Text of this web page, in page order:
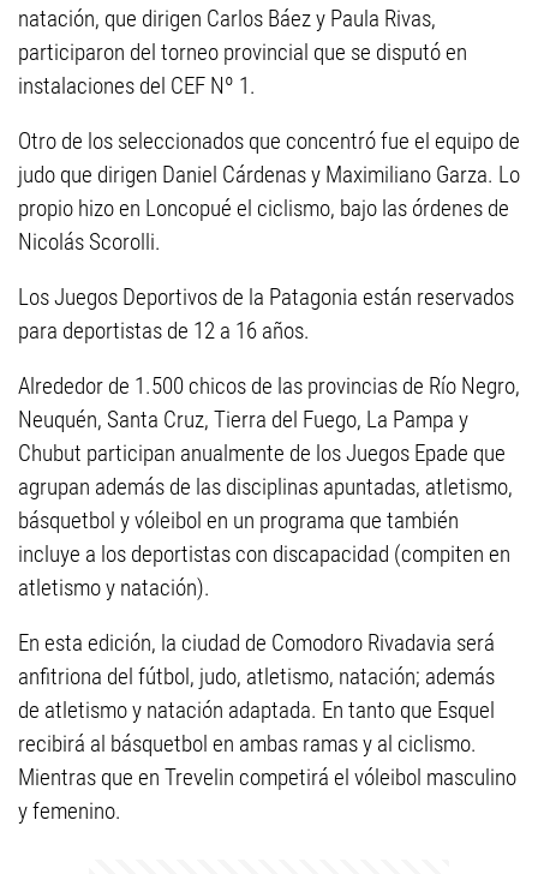
natación, que dirigen Carlos Báez y Paula Rivas,
participaron del torneo provincial que se disputó en
instalaciones del CEF Nº 1.
Otro de los seleccionados que concentró fue el equipo de
judo que dirigen Daniel Cárdenas y Maximiliano Garza. Lo
propio hizo en Loncopué el ciclismo, bajo las órdenes de
Nicolás Scorolli.
Los Juegos Deportivos de la Patagonia están reservados
para deportistas de 12 a 16 años.
Alrededor de 1.500 chicos de las provincias de Río Negro,
Neuquén, Santa Cruz, Tierra del Fuego, La Pampa y
Chubut participan anualmente de los Juegos Epade que
agrupan además de las disciplinas apuntadas, atletismo,
básquetbol y vóleibol en un programa que también
incluye a los deportistas con discapacidad (compiten en
atletismo y natación).
En esta edición, la ciudad de Comodoro Rivadavia será
anfitriona del fútbol, judo, atletismo, natación; además
de atletismo y natación adaptada. En tanto que Esquel
recibirá al básquetbol en ambas ramas y al ciclismo.
Mientras que en Trevelin competirá el vóleibol masculino
y femenino.